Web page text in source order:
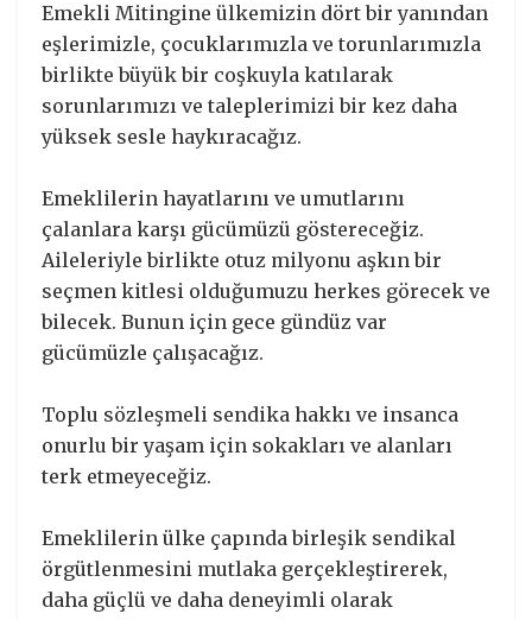
Emekli Mitingine ülkemizin dört bir yanından
eşlerimizle, çocuklarımızla ve torunlarımızla
birlikte büyük bir coşkuyla katılarak
sorunlarımızı ve taleplerimizi bir kez daha
yüksek sesle haykıracağız.
Emeklilerin hayatlarını ve umutlarını
çalanlara karşı gücümüzü göstereceğiz.
Aileleriyle birlikte otuz milyonu aşkın bir
seçmen kitlesi olduğumuzu herkes görecek ve
bilecek. Bunun için gece gündüz var
gücümüzle çalışacağız.
Toplu sözleşmeli sendika hakkı ve insanca
onurlu bir yaşam için sokakları ve alanları
terk etmeyeceğiz.
Emeklilerin ülke çapında birleşik sendikal
örgütlenmesini mutlaka gerçekleştirerek,
daha güçlü ve daha deneyimli olarak